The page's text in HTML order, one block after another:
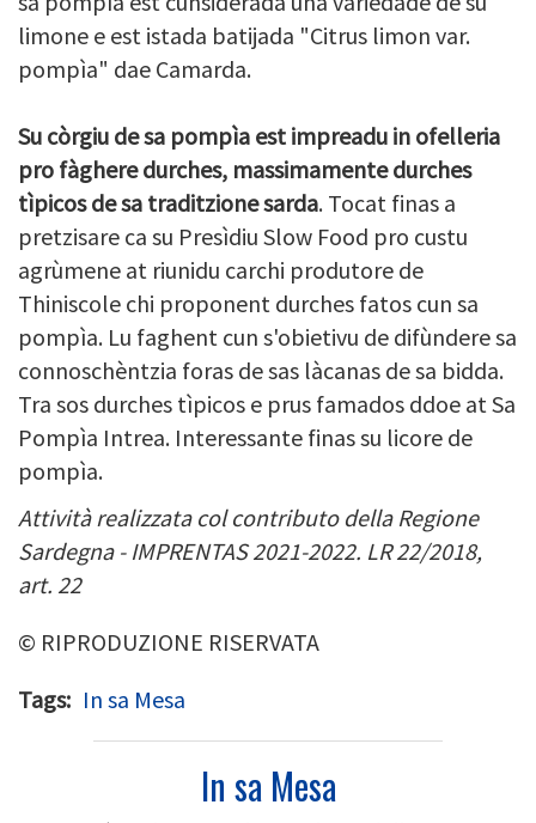
limone e est istada batijada "Citrus limon var.
pompìa" dae Camarda.
Su còrgiu de sa pompìa est impreadu in ofelleria
pro fàghere durches, massimamente durches
tìpicos de sa traditzione sarda. Tocat finas a
pretzisare ca su Presìdiu Slow Food pro custu
agrùmene at riunidu carchi produtore de
Thiniscole chi proponent durches fatos cun sa
pompìa. Lu faghent cun s'obietivu de difùndere sa
connoschèntzia foras de sas làcanas de sa bidda.
Tra sos durches tìpicos e prus famados ddoe at Sa
Pompìa Intrea. Interessante finas su licore de
pompìa.
Attività realizzata col contributo della Regione
Sardegna - IMPRENTAS 2021-2022. LR 22/2018,
art. 22
© RIPRODUZIONE RISERVATA
Tags
In sa Mesa
In sa Mesa